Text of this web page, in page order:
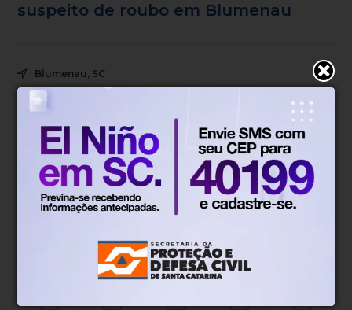
suspeito de roubo em Blumenau
Blumenau, SC
Mín.
20°
Sensação
1.06km/h 100%
Umidade
Chance de chuva
Nascer do sol
SEX